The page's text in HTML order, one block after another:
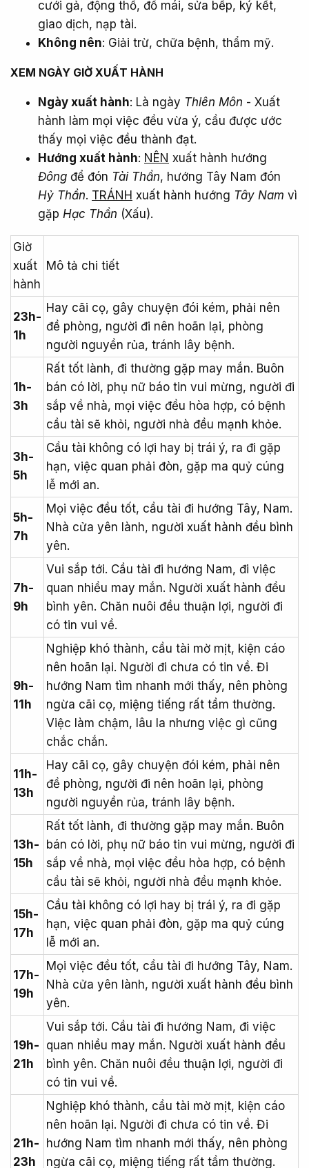
cưới gả, động thổ, đổ mái, sửa bếp, ký kết,
giao dịch, nạp tài.
Không nên: Giải trừ, chữa bệnh, thẩm mỹ.
XEM NGÀY GIỜ XUẤT HÀNH​
Ngày xuất hành: Là ngày Thiên Môn - Xuất
hành làm mọi việc đều vừa ý, cầu được ước
thấy mọi việc đều thành đạt.
Hướng xuất hành: NÊN xuất hành hướng
Đông để đón Tài Thần, hướng Tây Nam đón
Hỷ Thần. TRÁNH xuất hành hướng Tây Nam vì
gặp Hạc Thần (Xấu).
Giờ
xuất
hành
Mô tả chi tiết
23h-
1h
Hay cãi cọ, gây chuyện đói kém, phải nên
đề phòng, người đi nên hoãn lại, phòng
người nguyền rủa, tránh lây bệnh.
1h-
3h
Rất tốt lành, đi thường gặp may mắn. Buôn
bán có lời, phụ nữ báo tin vui mừng, người đi
sắp về nhà, mọi việc đều hòa hợp, có bệnh
cầu tài sẽ khỏi, người nhà đều mạnh khỏe.
3h-
5h
Cầu tài không có lợi hay bị trái ý, ra đi gặp
hạn, việc quan phải đòn, gặp ma quỷ cúng
lễ mới an.
5h-
7h
Mọi việc đều tốt, cầu tài đi hướng Tây, Nam.
Nhà cửa yên lành, người xuất hành đều bình
yên.
7h-
9h
Vui sắp tới. Cầu tài đi hướng Nam, đi việc
quan nhiều may mắn. Người xuất hành đều
bình yên. Chăn nuôi đều thuận lợi, người đi
có tin vui về.
9h-
11h
Nghiệp khó thành, cầu tài mờ mịt, kiện cáo
nên hoãn lại. Người đi chưa có tin về. Đi
hướng Nam tìm nhanh mới thấy, nên phòng
ngừa cãi cọ, miệng tiếng rất tầm thường.
Việc làm chậm, lâu la nhưng việc gì cũng
chắc chắn.
11h-
13h
Hay cãi cọ, gây chuyện đói kém, phải nên
đề phòng, người đi nên hoãn lại, phòng
người nguyền rủa, tránh lây bệnh.
13h-
15h
Rất tốt lành, đi thường gặp may mắn. Buôn
bán có lời, phụ nữ báo tin vui mừng, người đi
sắp về nhà, mọi việc đều hòa hợp, có bệnh
cầu tài sẽ khỏi, người nhà đều mạnh khỏe.
15h-
17h
Cầu tài không có lợi hay bị trái ý, ra đi gặp
hạn, việc quan phải đòn, gặp ma quỷ cúng
lễ mới an.
17h-
19h
Mọi việc đều tốt, cầu tài đi hướng Tây, Nam.
Nhà cửa yên lành, người xuất hành đều bình
yên.
19h-
21h
Vui sắp tới. Cầu tài đi hướng Nam, đi việc
quan nhiều may mắn. Người xuất hành đều
bình yên. Chăn nuôi đều thuận lợi, người đi
có tin vui về.
21h-
23h
Nghiệp khó thành, cầu tài mờ mịt, kiện cáo
nên hoãn lại. Người đi chưa có tin về. Đi
hướng Nam tìm nhanh mới thấy, nên phòng
ngừa cãi cọ, miệng tiếng rất tầm thường.